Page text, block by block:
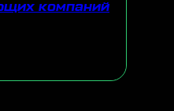
компаний